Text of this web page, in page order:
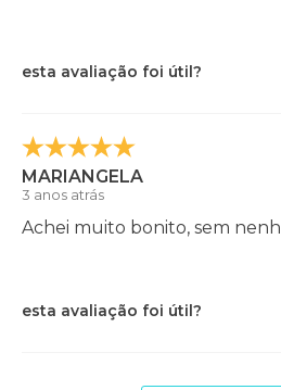
esta avaliação foi útil?
MARIANGELA
3 anos atrás
Achei muito bonito, sem
esta avaliação foi útil?